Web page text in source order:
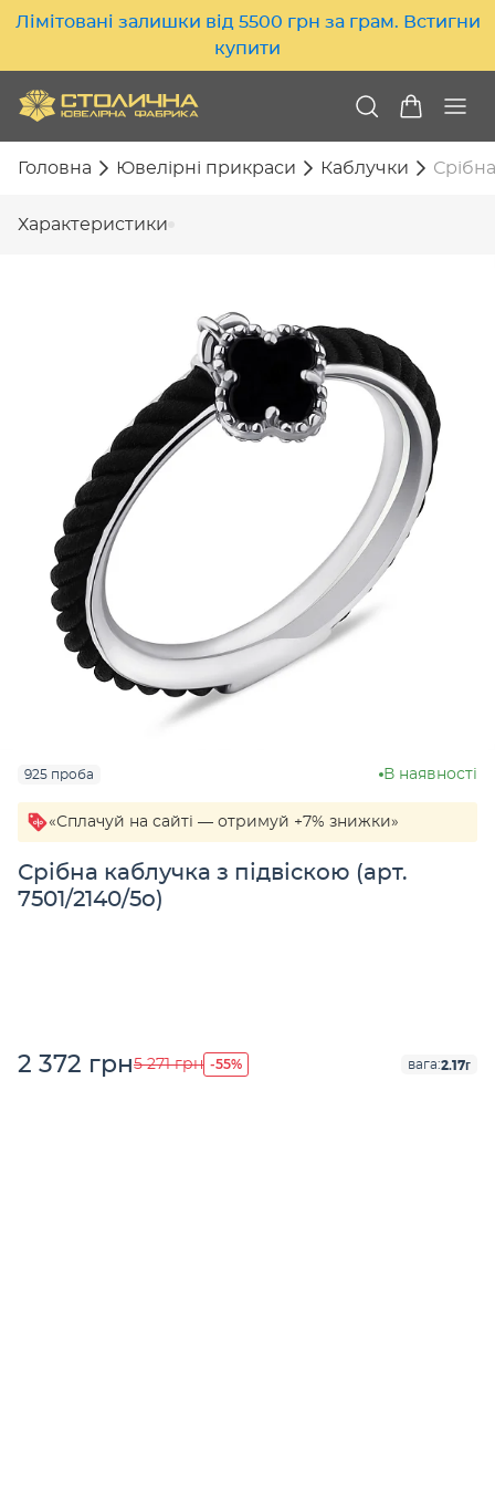
Лімітовані залишки від 5500 грн за грам. Встигни
купити
Головна Ювелірні прикраси Каблучки
Характеристики
925 проба В наявності
«Сплачуй на сайті — отримуй +7% знижки»
Срібна каблучка з підвіскою (арт.
7501/2140/5о)
2 372 грн5 271 грн -55% вага:2.17г